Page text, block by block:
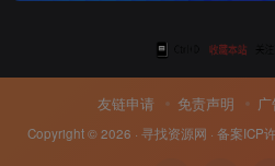
友链申请 免责声明
Copyright © 2026 · 寻找资源网 · 备案ICP